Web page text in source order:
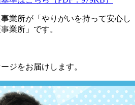
業所が「やりがいを持って安心し
業所」です。
ジをお届けします。